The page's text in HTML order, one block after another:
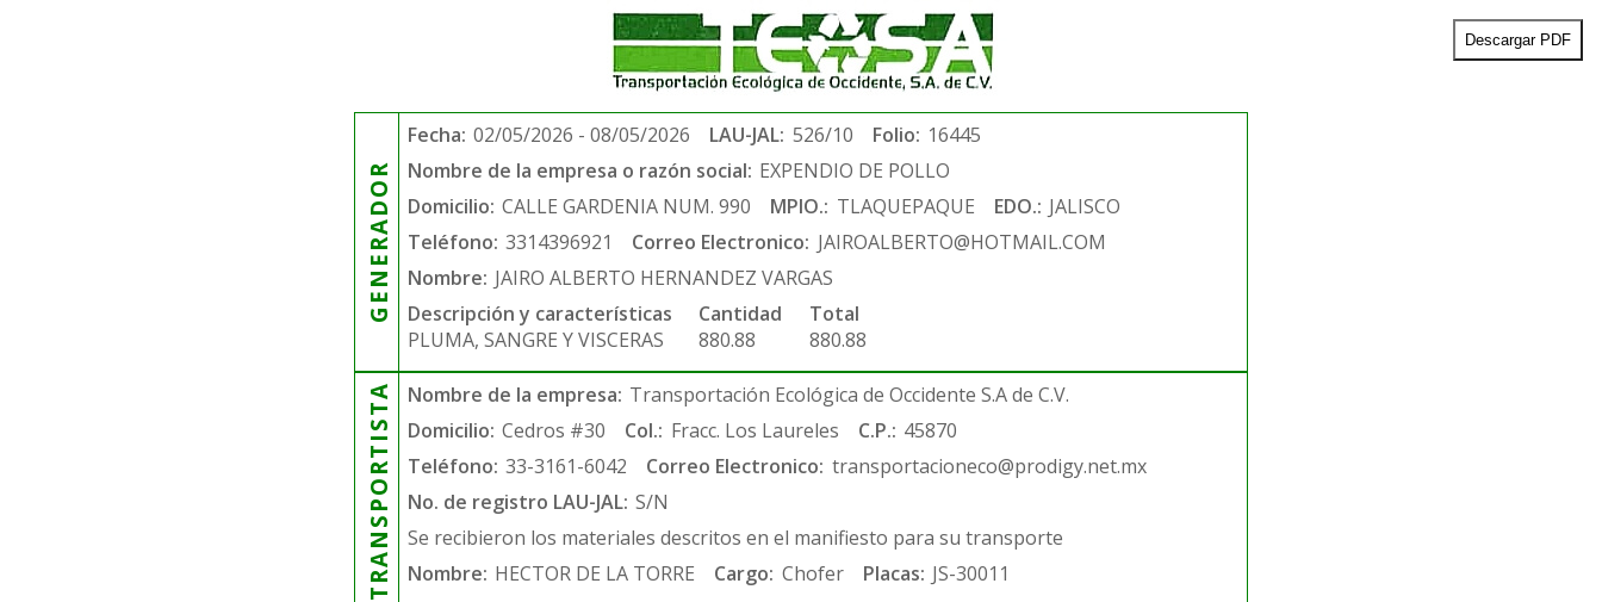
Descargar PDF
GENERADOR
Fecha: 02/05/2026 - 08/05/2026 LAU-JAL: 526/10 Folio: 16445
Nombre de la empresa o razón social: EXPENDIO DE POLLO
Domicilio: CALLE GARDENIA NUM. 990 MPIO.: TLAQUEPAQUE EDO.: JALISCO
Teléfono: 3314396921 Correo Electronico: JAIROALBERTO@HOTMAIL.COM
Nombre: JAIRO ALBERTO HERNANDEZ VARGAS
Descripción y características
PLUMA, SANGRE Y VISCERAS
Cantidad
880.88
Total
880.88
TRANSPORTISTA Nombre de la empresa: Transportación Ecológica de Occidente S.A de C.V.
Domicilio: Cedros #30 Col.: Fracc. Los Laureles C.P.: 45870
Teléfono: 33-3161-6042 Correo Electronico: transportacioneco@prodigy.net.mx
No. de registro LAU-JAL: S/N
Se recibieron los materiales descritos en el manifiesto para su transporte
Nombre: HECTOR DE LA TORRE Cargo: Chofer Placas: JS-30011